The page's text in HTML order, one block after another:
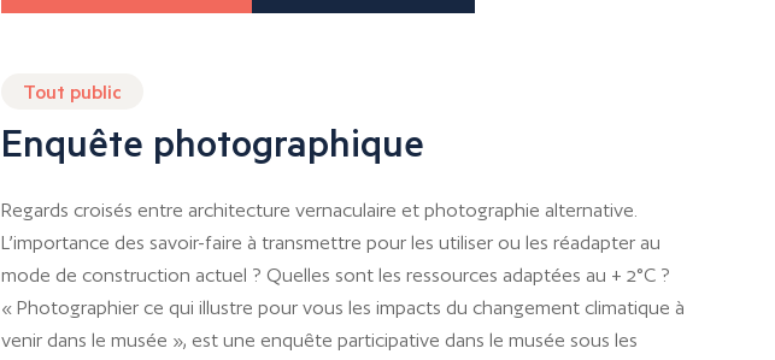
Tout public
Enquête photographique
Regards croisés entre architecture vernaculaire et photographie alternative.
L’importance des savoir-faire à transmettre pour les utiliser ou les réadapter au
mode de construction actuel ? Quelles sont les ressources adaptées au + 2°C ?
« Photographier ce qui illustre pour vous les impacts du changement climatique à
venir dans le musée », est une enquête participative dans le musée sous les